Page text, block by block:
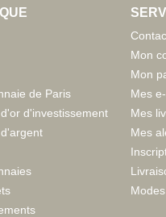
de Paris
d'investissement
Mon
Mon
Mes
Mes
Mes